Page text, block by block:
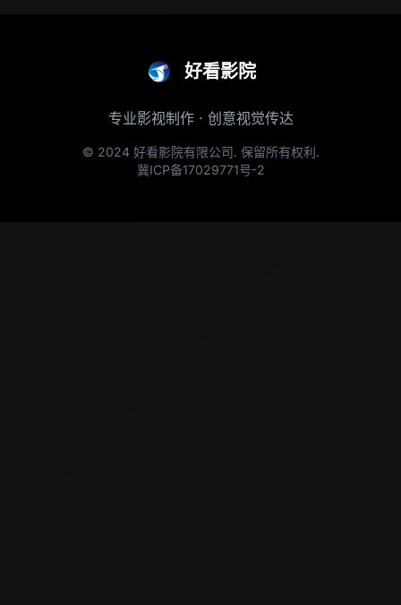
好看影院
专业影视制作 · 创意视觉传达
© 2024 好看影院有限公司. 保留所有权利.
冀ICP备17029771号-2